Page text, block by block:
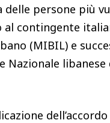
persone più
contingente
(MIBIL) e
Nazionale